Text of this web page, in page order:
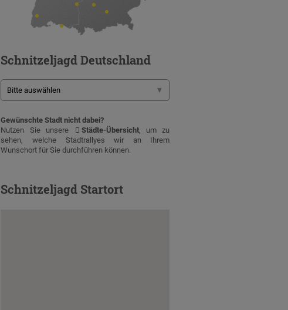
Schnitzeljagd Deutschland
Gewünschte Stadt nicht dabei?
Nutzen Sie unsere
Städte-Übersicht, um zu
sehen, welche Stadtrallyes wir an Ihrem
Wunschort für Sie durchführen können.
Schnitzeljagd Startort